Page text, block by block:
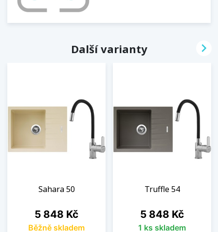
Další varianty
Sahara 50
Cena
5 848 Kč
Běžně skladem
Truffle 54
Cena
5 848 Kč
1 ks skladem
